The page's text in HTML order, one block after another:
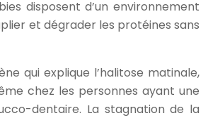
disposent d’un environnement
et dégrader les protéines sans
qui explique l’halitose matinale,
chez les personnes ayant une
dentaire. La stagnation de la